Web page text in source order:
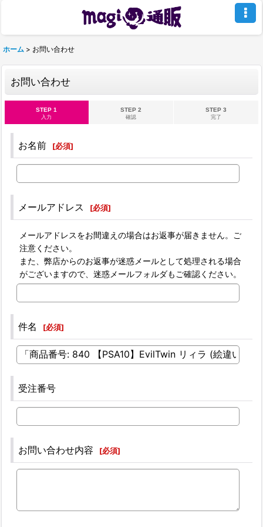
ホーム > お問い合わせ
お問い合わせ
STEP 1
入力
STEP 2
確認
STEP 3
完了
お名前 [必須]
メールアドレス [必須]
メールアドレスをお間違えの場合はお返事が届きません。ご
注意ください。
また、弊店からのお返事が迷惑メールとして処理される場合
がございますので、迷惑メールフォルダもご確認ください。
件名 [必須]
受注番号
お問い合わせ内容 [必須]